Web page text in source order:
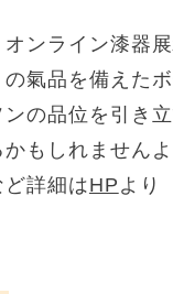
ンライン漆器展
氣品を備えた
ンの品位を引き
もしれませんよ
詳細はHP より